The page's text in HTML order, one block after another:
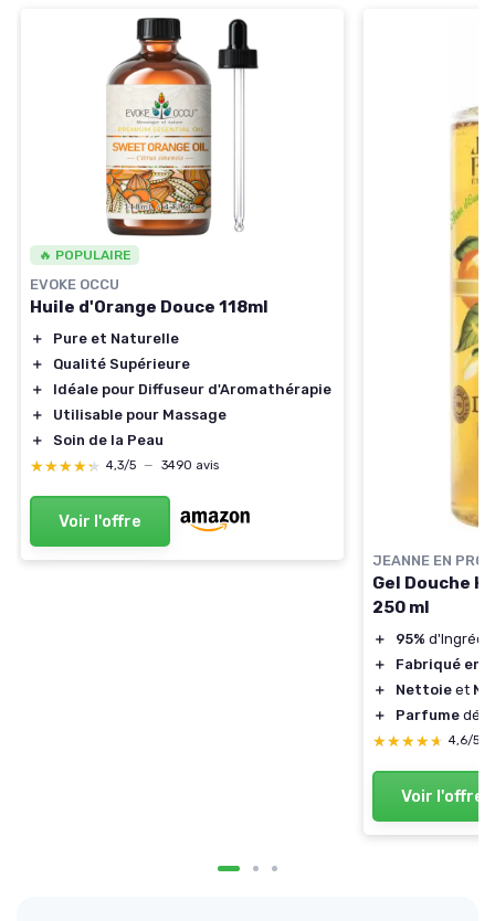
🔥 POPULAIRE
EVOKE OCCU
Huile d'Orange Douce 118ml
＋
Pure et Naturelle
＋
Qualité Supérieure
＋
Idéale pour Diffuseur d'Aromathérapie
＋
Utilisable pour Massage
＋
Soin de la Peau
★★★★★
★★★★★ 4,3/5 — 3490 avis
Voir l'offre
JEANNE EN
Gel Douche
250 ml
＋ 95%
＋
Fabriqué en
＋
Nettoie et
＋
Parfume
★★★★★
★★★★★ 4,6/5
Voir l'offre